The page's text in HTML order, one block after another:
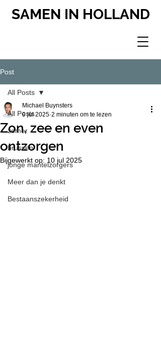
SAMEN IN HOLLAND
Post
All Posts
zomer
brussen
jonge mantelzorgers
Meer dan je denkt
Bestaanszekerheid
All Posts
Zon, zee en even
ontzorgen
Michael Buynsters
9 jul 2025 2 minuten om te lezen
Bijgewerkt op: 10 jul 2025